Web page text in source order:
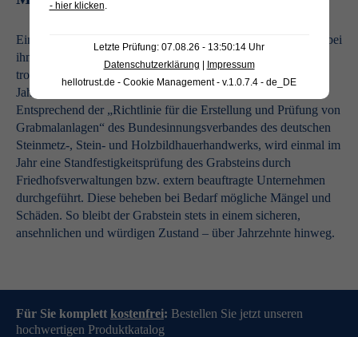
Ein Grabstein erinnert über Jahrzehnte an den Menschen, der bei
ihm ruht. Er steht zuverlässig an der Seite der Verstorbenen,
trotzt standhaft dem Zahn der Zeit, den wechselnden
Jahreszeiten und dem natürlichen Setzungsprozess.
Entsprechend der „Richtlinie für die Erstellung und Prüfung von
Grabmalanlagen“ des Bundesinnungsverbandes des deutschen
Steinmetz-, Stein- und Holzbildhauerhandwerks, wird einmal im
Jahr eine Standfestigkeitsprüfung des Grabsteinsdurch
Friedhofsverwaltungen bzw. extern beauftragte Unternehmen
durchgeführt. Diese beheben bei Bedarf mögliche Mängel und
Schäden. So bleibt der Grabstein stets in einem sicheren,
ansehnlichen und würdigen Zustand – über Jahrzehnte hinweg.
Für Sie komplett kostenfrei: Bestellen Sie jetzt unseren
hochwertigen Produktkatalog
- hier klicken
Letzte Prüfung: 07.08.26 - 13:50:14 Uhr
Datenschutzerklärung | Impressum
hellotrust.de - Cookie Management - v.1.0.7.4 - de_DE